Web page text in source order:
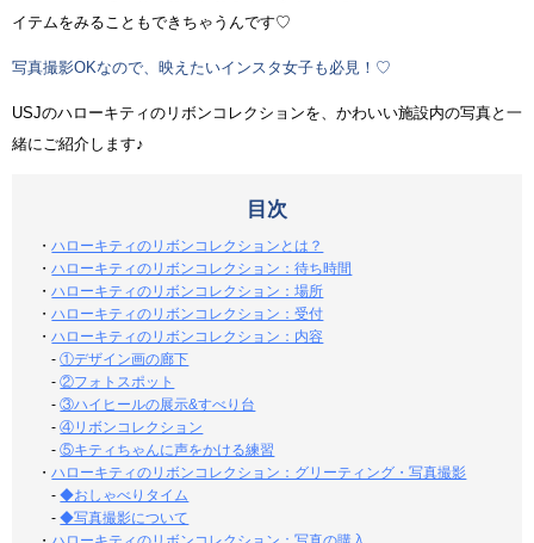
イテムをみることもできちゃうんです♡
写真撮影OKなので、映えたいインスタ女子も必見！♡
USJのハローキティのリボンコレクションを、かわいい施設内の写真と一
緒にご紹介します♪
目次
・ハローキティのリボンコレクションとは？
・ハローキティのリボンコレクション：待ち時間
・ハローキティのリボンコレクション：場所
・ハローキティのリボンコレクション：受付
・ハローキティのリボンコレクション：内容
-①デザイン画の廊下
-②フォトスポット
-③ハイヒールの展示&すべり台
-④リボンコレクション
-⑤キティちゃんに声をかける練習
・ハローキティのリボンコレクション：グリーティング・写真撮影
-◆おしゃべりタイム
-◆写真撮影について